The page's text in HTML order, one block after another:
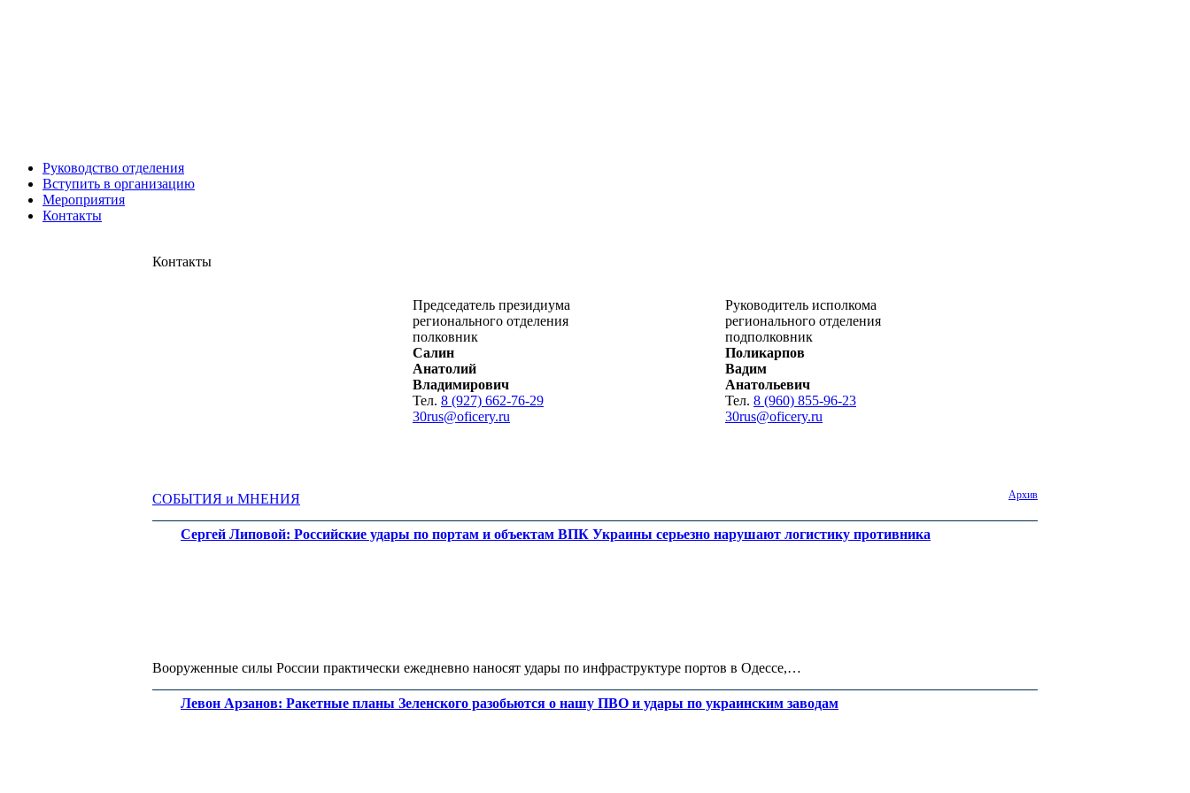
Руководство отделения
Вступить в организацию
Мероприятия
Контакты
Контакты
Председатель президиума
регионального отделения
полковник
Салин
Анатолий
Владимирович
Тел. 8 (927) 662-76-29
30rus@oficery.ru
Руководитель исполкома
регионального отделения
подполковник
Поликарпов
Вадим
Анатольевич
Тел. 8 (960) 855-96-23
30rus@oficery.ru
СОБЫТИЯ и МНЕНИЯ Архив
Сергей Липовой: Российские удары по портам и объектам ВПК Украины серьезно нарушают логистику противника
Вооруженные силы России практически ежедневно наносят удары по инфраструктуре портов в Одессе,…
Левон Арзанов: Ракетные планы Зеленского разобьются о нашу ПВО и удары по украинским заводам
Евгений ЧЕРДАКОВ
Александр Перенджиев
Виталий Павличенко
Алексей Чувашов
Азамат Чиназиров